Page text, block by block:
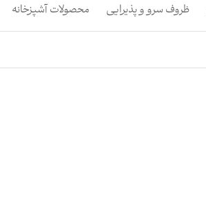
ظروف سرو و پذیرایی محصولات آشپزخانه